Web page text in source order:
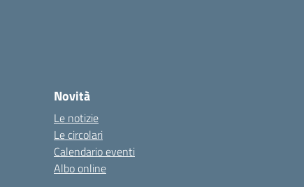
Novità
Le notizie
Le circolari
Calendario eventi
Albo online